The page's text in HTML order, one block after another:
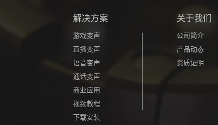
解决方案
游戏变声
直播变声
语音变声
通话变声
商业应用
视频教程
下载安装
关于我们
公司简介
产品动态
资质证明